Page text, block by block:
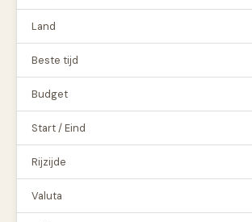
Land
Beste tijd
Budget
Start / Eind
Rijzijde
Valuta